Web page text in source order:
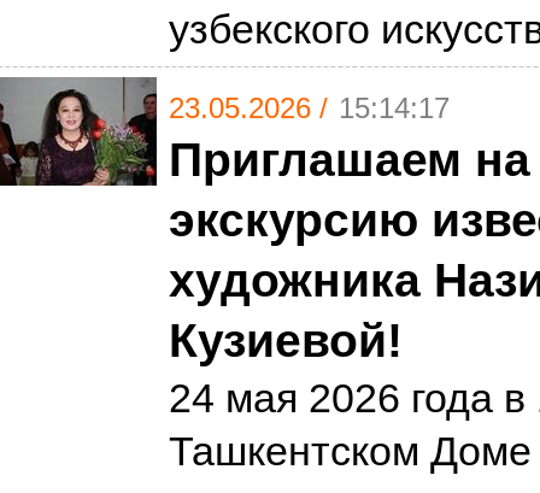
узбекского
23.05.2026 / 15:14:17
Приглашаем
экскурсию
художника
Кузиевой!
24 мая 2026 года в
Ташкентском